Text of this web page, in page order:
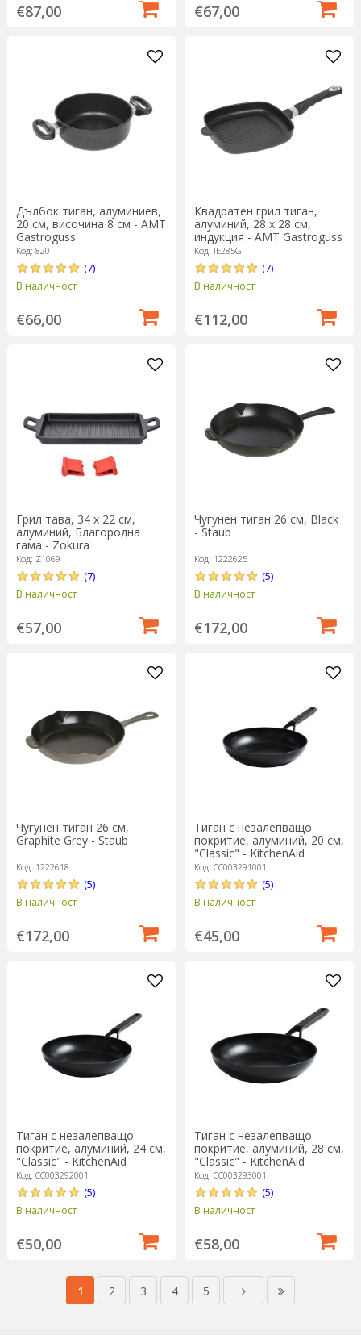
€87,00 €67,00
Дълбок тиган, алуминиев,
20 см, височина 8 см - AMT
Gastroguss
Код: 820
(7)
В наличност
€66,00
Квадратен грил тиган,
алуминий, 28 х 28 см,
индукция - AMT Gastroguss
Код: IE285G
(7)
В наличност
€112,00
Грил тава, 34 х 22 см,
алуминий, Благородна
гама - Zokura
Код: Z1069
(7)
В наличност
€57,00
Чугунен тиган 26 см, Black
- Staub
Код: 1222625
(5)
В наличност
€172,00
Чугунен тиган 26 см,
Graphite Grey - Staub
Код: 1222618
(5)
В наличност
€172,00
Тиган с незалепващо
покритие, алуминий, 20 см,
"Classic" - KitchenAid
Код: CC003291001
(5)
В наличност
€45,00
Тиган с незалепващо
покритие, алуминий, 24 см,
"Classic" - KitchenAid
Код: CC003292001
(5)
В наличност
€50,00
Тиган с незалепващо
покритие, алуминий, 28 см,
"Classic" - KitchenAid
Код: CC003293001
(5)
В наличност
€58,00
1 2 3 4 5